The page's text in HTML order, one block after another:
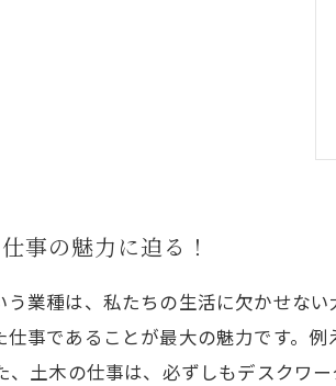
事の魅力に迫る！
う業種は、私たちの生活に欠かせな
仕事であることが最大の魅力です。
、土木の仕事は、必ずしもデスクワ